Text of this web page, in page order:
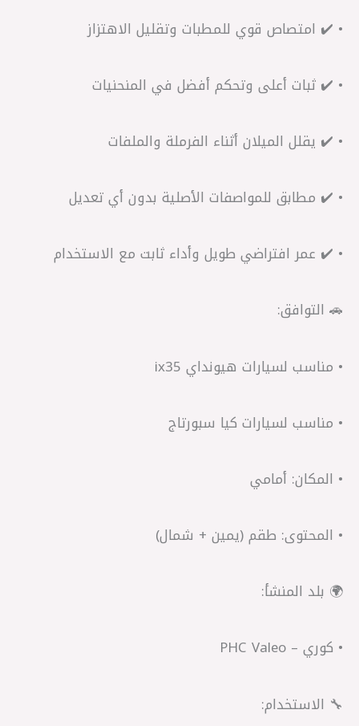
• ✔️ امتصاص قوي للمطبات وتقليل الاهتزاز
• ✔️ ثبات أعلى وتحكم أفضل في المنحنيات
• ✔️ يقلل الميلان أثناء الفرملة والملفات
• ✔️ مطابق للمواصفات الأصلية بدون أي تعديل
• ✔️ عمر افتراضي طويل وأداء ثابت مع الاستخدام
🚗 التوافق:
• مناسب لسيارات هيونداي ix35
• مناسب لسيارات كيا سبورتاج
• المكان: أمامي
• المحتوى: طقم (يمين + شمال)
🌍 بلد المنشأ:
• كوري – PHC Valeo
🔧 الاستخدام: